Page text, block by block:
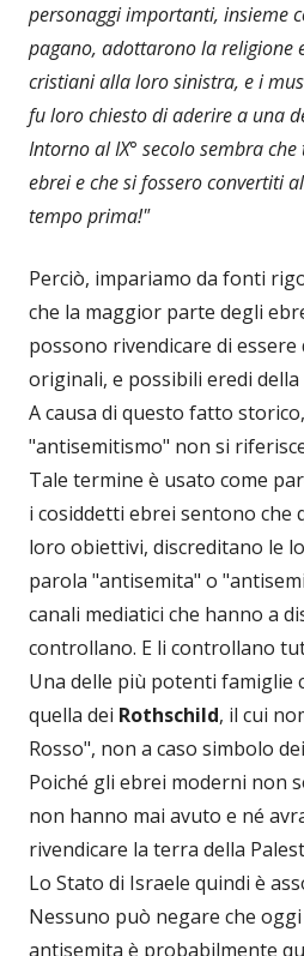
personaggi importanti, insieme
pagano, adottarono la religione
cristiani alla loro sinistra, e i
fu loro chiesto di aderire a una
Intorno al IX° secolo sembra
ebrei e che si fossero convertiti
tempo prima!"
Perciò, impariamo da fonti
che la maggior parte degli
possono rivendicare di
originali, e possibili eredi della
A causa di questo fatto
"antisemitismo" non si
Tale termine è usato come
i cosiddetti ebrei sentono che
loro obiettivi, discreditano le
parola "antisemita" o
canali mediatici che hanno a
controllano. E li controllano
Una delle più potenti famiglie
quella dei Rothschild, il cui
Rosso", non a caso simbolo
Poiché gli ebrei moderni non
non hanno mai avuto e né
rivendicare la terra della
Lo Stato di Israele quindi è
Nessuno può negare che
antisemita è probabilmente